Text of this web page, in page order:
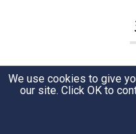
(בראשית
אָבִינוּ, אֶלָּא
We use cookies to give
our site. Click OK to